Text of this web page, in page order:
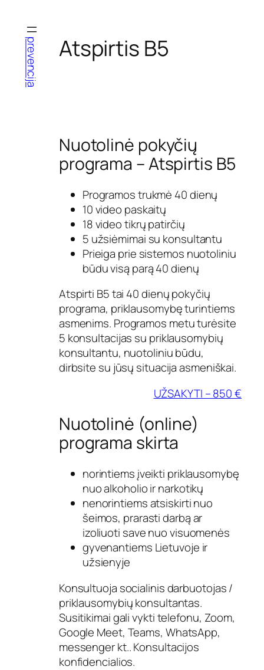
turinio
prevencija Atspirtis B5
Nuotolinė pokyčių
programa – Atspirtis B5
Programos trukmė 40 dienų
10 video paskaitų
18 video tikrų patirčių
5 užsiėmimai su konsultantu
Prieiga prie sistemos nuotoliniu
būdu visą parą 40 dienų
Atspirti B5 tai 40 dienų pokyčių
programa, priklausomybę turintiems
asmenims. Programos metu turėsite
5 konsultacijas su priklausomybių
konsultantu, nuotoliniu būdu,
dirbsite su jūsų situacija asmeniškai.
UŽSAKYTI – 850 €
Nuotolinė (online)
programa skirta
norintiems įveikti priklausomybę
nuo alkoholio ir narkotikų
nenorintiems atsiskirti nuo
šeimos, prarasti darbą ar
izoliuoti save nuo visuomenės
gyvenantiems Lietuvoje ir
užsienyje
Konsultuoja socialinis darbuotojas /
priklausomybių konsultantas.
Susitikimai gali vykti telefonu, Zoom,
Google Meet, Teams, WhatsApp,
messenger kt.. Konsultacijos
konfidencialios.